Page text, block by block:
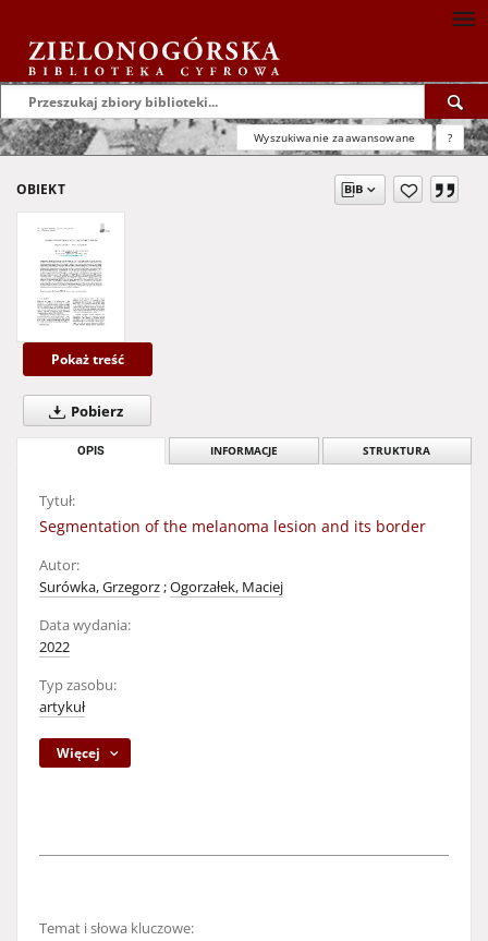
Wyszukiwanie zaawansowane ?
OBIEKT
Pokaż treść
Pobierz
OPIS INFORMACJE STRUKTURA
Tytuł:
Segmentation of the melanoma lesion and its border
Autor:
Surówka, Grzegorz;Ogorzałek, Maciej
Data wydania:
2022
Typ zasobu:
artykuł
Więcej
Temat i słowa kluczowe: